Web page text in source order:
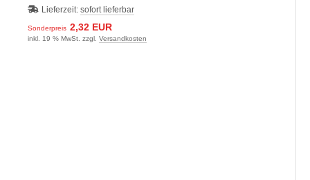
Lieferzeit: sofort lieferbar
Sonderpreis 2,32 EUR
inkl. 19 % MwSt. zzgl. Versandkosten